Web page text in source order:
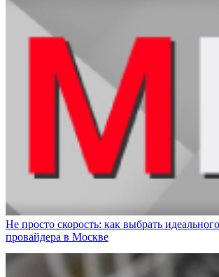
Не просто скорость: как выбрать
провайдера в Москве